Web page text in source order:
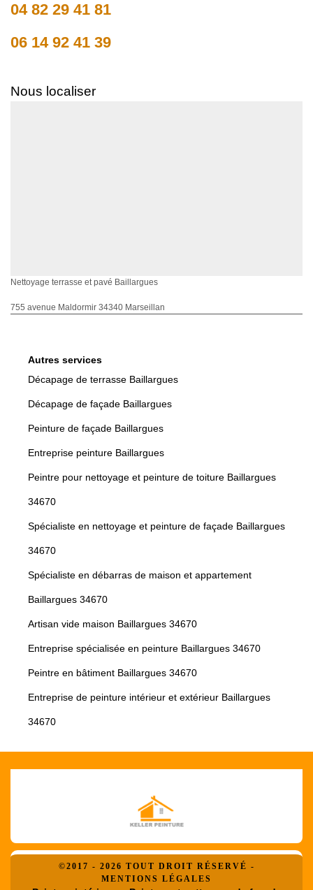
04 82 29 41 81
06 14 92 41 39
Nous localiser
Nettoyage terrasse et pavé Baillargues
755 avenue Maldormir 34340 Marseillan
Autres services
Décapage de terrasse Baillargues
Décapage de façade Baillargues
Peinture de façade Baillargues
Entreprise peinture Baillargues
Peintre pour nettoyage et peinture de toiture Baillargues
34670
Spécialiste en nettoyage et peinture de façade Baillargues
34670
Spécialiste en débarras de maison et appartement
Baillargues 34670
Artisan vide maison Baillargues 34670
Entreprise spécialisée en peinture Baillargues 34670
Peintre en bâtiment Baillargues 34670
Entreprise de peinture intérieur et extérieur Baillargues
34670
©2017 - 2026 TOUT DROIT RÉSERVÉ -
MENTIONS LÉGALES